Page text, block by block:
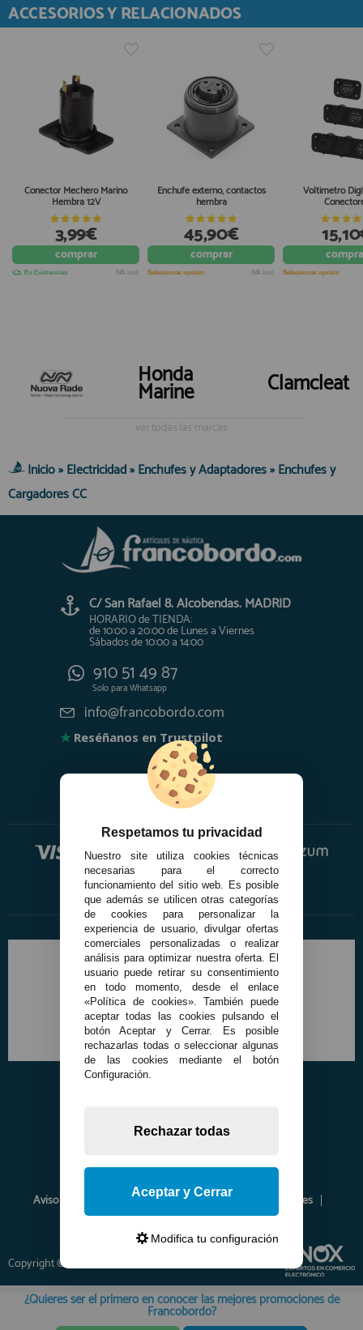
ACCESORIOS Y RELACIONADOS
Conector Mechero Marino
Hembra 12V
3,99€
comprar
En Existencias IVA incl.
Enchufe externo, contactos
hembra
45,90€
comprar
Seleccionar opción IVA incl.
Voltimetro
Seleccionar opción
Honda
Marine Clamcleat
ver todas las marcas
Inicio»Electricidad»Enchufes y Adaptadores»Enchufes y
Cargadores CC
C/ San Rafael 8. Alcobendas. MADRID
HORARIO de TIENDA:
de 10:00 a 20:00 de Lunes a Viernes
Sábados de 10:00 a 14:00
910 51 49 87
Solo paraWhatsapp
info@francobordo.com
★ Reséñanos en Trustpilot
Aviso Legal Política de Privacidad
Política de Cookies
Envíos y Devoluciones
Opiniones
Copyright © 2026 www.francobordo.com
¿Quieres ser el primero en conocer las mejores promociones de
Francobordo?
Respetamos tu privacidad
Nuestro site utiliza cookies técnicas
necesarias para el correcto
funcionamiento del sitio web. Es posible
que además se utilicen otras categorías
de cookies para personalizar la
experiencia de usuario, divulgar ofertas
comerciales personalizadas o realizar
análisis para optimizar nuestra oferta. El
usuario puede retirar su consentimiento
en todo momento, desde el enlace
«Política de cookies». También puede
aceptar todas las cookies pulsando el
botón Aceptar y Cerrar. Es posible
rechazarlas todas o seleccionar algunas
de las cookies mediante el botón
Configuración.
Rechazar todas
Aceptar y Cerrar
Modifica tu configuración